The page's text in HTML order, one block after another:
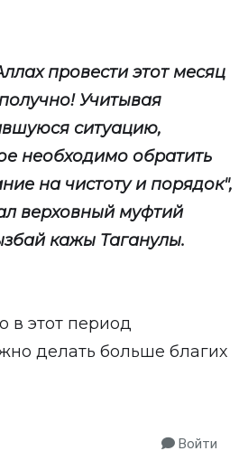
провести этот месяц
Учитывая
ситуацию,
необходимо обратить
на чистоту и порядок",
верховный муфтий
кажы Таганулы.
в этот период
делать больше благих
Войти